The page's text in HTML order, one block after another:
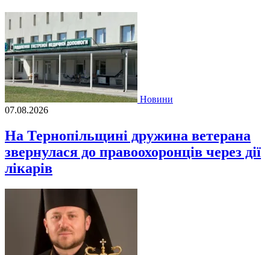
Новини
07.08.2026
На Тернопільщині дружина ветерана
звернулася до правоохоронців через дії
лікарів